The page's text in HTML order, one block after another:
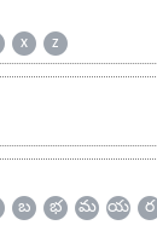
x z
బ భ మ య ర